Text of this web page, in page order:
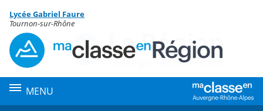
Menu de la rubrique
Contenu
Lycée Gabriel Faure
Tournon-sur-Rhône
MENU